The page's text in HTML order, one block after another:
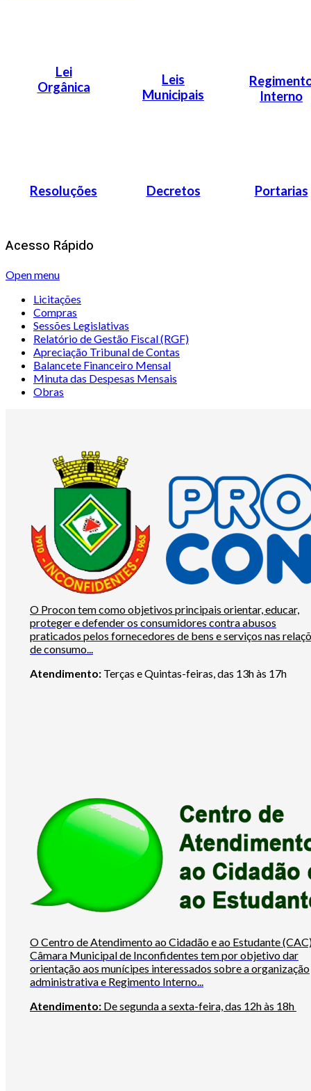
Lei
Orgânica
Leis
Municipais
Interno
Resoluções Decretos Portarias
Acesso Rápido
Open menu
Licitações
Compras
Sessões Legislativas
Relatório de Gestão Fiscal (RGF)
Apreciação Tribunal de Contas
Balancete Financeiro Mensal
Minuta das Despesas Mensais
Obras
O Procon tem como objetivos principais orientar, educar,
proteger e defender os consumidores contra abusos
praticados pelos fornecedores de bens e serviços nas
de consumo...
Atendimento: Terças e Quintas-feiras, das 13h às 17h
O Centro de Atendimento ao Cidadão e ao Estudante
Câmara Municipal de Inconfidentes tem por objetivo dar
orientação aos munícipes interessados sobre a organização
administrativa e Regimento Interno...
Atendimento: De segunda a sexta-feira, das 12h às 18h